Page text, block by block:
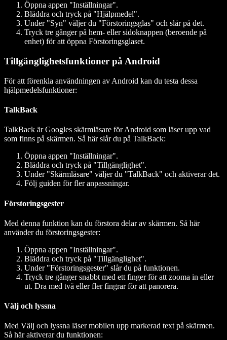
Öppna appen "Inställningar".
Bläddra och tryck på "Hjälpmedel".
Under "Syn" väljer du "Förstoringsglas" och slår på det.
Tryck tre gånger på hem- eller sidoknappen (beroende på
enhet) för att öppna Förstoringsglaset.
Tillgänglighetsfunktioner på Android
För att förenkla användningen av Android kan du testa dessa
hjälpmedelsfunktioner:
TalkBack
TalkBack är Googles skärmläsare för Android som läser upp vad
som finns på skärmen. Så här slår du på TalkBack:
Öppna appen "Inställningar".
Bläddra och tryck på "Tillgänglighet".
Under "Skärmläsare" väljer du "TalkBack" och aktiverar det.
Följ guiden för fler anpassningar.
Förstoringsgester
Med denna funktion kan du förstora delar av skärmen. Så här
använder du förstoringsgester:
Öppna appen "Inställningar".
Bläddra och tryck på "Tillgänglighet".
Under "Förstoringsgester" slår du på funktionen.
Tryck tre gånger snabbt med ett finger för att zooma in eller
ut. Dra med två eller fler fingrar för att panorera.
Välj och lyssna
Med Välj och lyssna läser mobilen upp markerad text på skärmen.
Så här aktiverar du funktionen: